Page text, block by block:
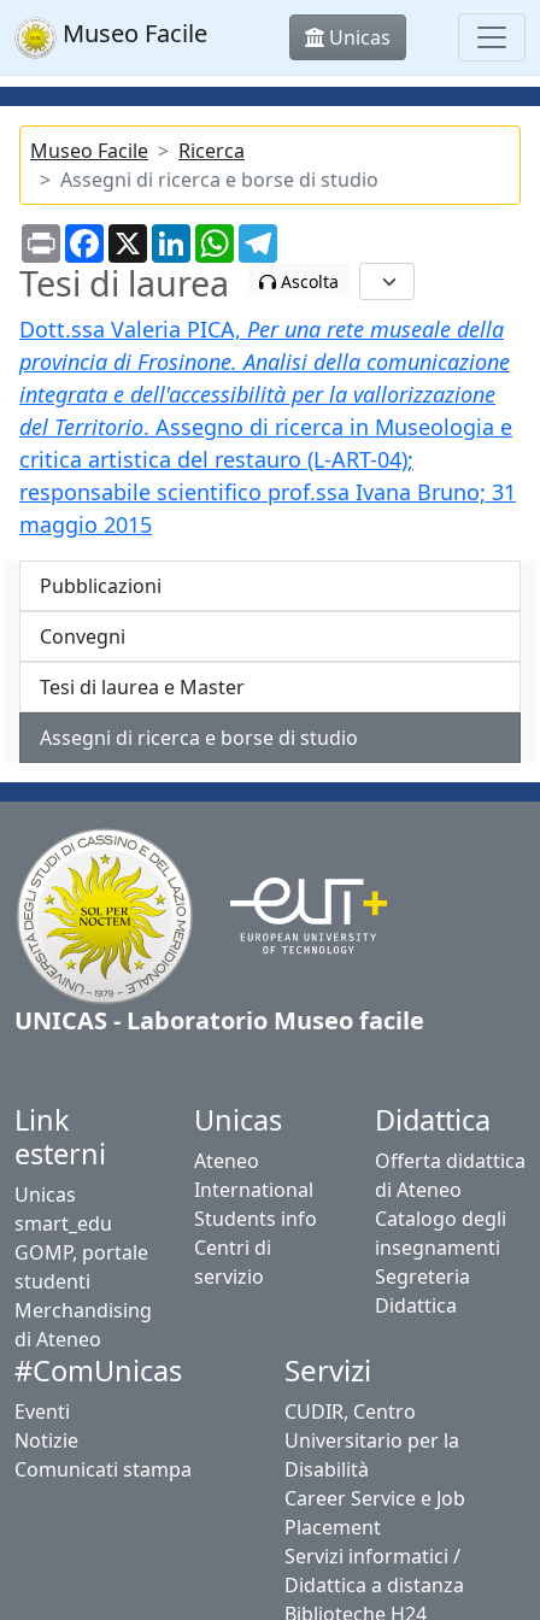
Museo Facile Unicas
Museo Facile
Ricerca
Assegni di ricerca e borse di studio
PrintFacebook
X LinkedInWhatsApp
Tesi di laurea Ascolta
Dott.ssa Valeria PICA, Per una rete museale della
provincia di Frosinone. Analisi della comunicazione
integrata e dell'accessibilità per la vallorizzazione
del Territorio. Assegno di ricerca in Museologia e
critica artistica del restauro (L-ART-04);
responsabile scientifico prof.ssa Ivana Bruno; 31
maggio 2015
Pubblicazioni
Convegni
Tesi di laurea e Master
Assegni di ricerca e borse di studio
UNICAS - Laboratorio Museo facile
Link
esterni
Unicas
smart_edu
GOMP, portale
studenti
Merchandising
di Ateneo
Unicas
Ateneo
International
Students info
Centri di
servizio
Didattica
Offerta didattica
di Ateneo
Catalogo degli
insegnamenti
Segreteria
Didattica
#ComUnicas
Eventi
Notizie
Comunicati stampa
Servizi
CUDIR, Centro
Universitario per la
Disabilità
Career Service e Job
Placement
Servizi informatici /
Didattica a distanza
Biblioteche H24